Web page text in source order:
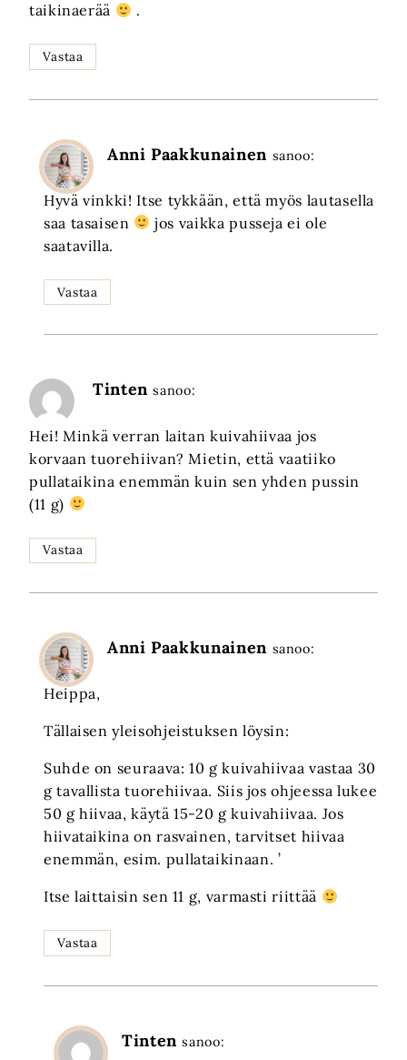
taikinaerää
.
Vastaa
Anni Paakkunainen sanoo:
Hyvä vinkki! Itse tykkään, että myös lautasella
saa tasaisen
jos vaikka pusseja ei ole
saatavilla.
Vastaa
Tinten sanoo:
Hei! Minkä verran laitan kuivahiivaa jos
korvaan tuorehiivan? Mietin, että vaatiiko
pullataikina enemmän kuin sen yhden pussin
(11 g)
Vastaa
Anni Paakkunainen sanoo:
Heippa,
Tällaisen yleisohjeistuksen löysin:
Suhde on seuraava: 10 g kuivahiivaa vastaa 30
g tavallista tuorehiivaa. Siis jos ohjeessa lukee
50 g hiivaa, käytä 15-20 g kuivahiivaa. Jos
hiivataikina on rasvainen, tarvitset hiivaa
enemmän, esim. pullataikinaan. ’
Itse laittaisin sen 11 g, varmasti riittää
Vastaa
Tinten sanoo: